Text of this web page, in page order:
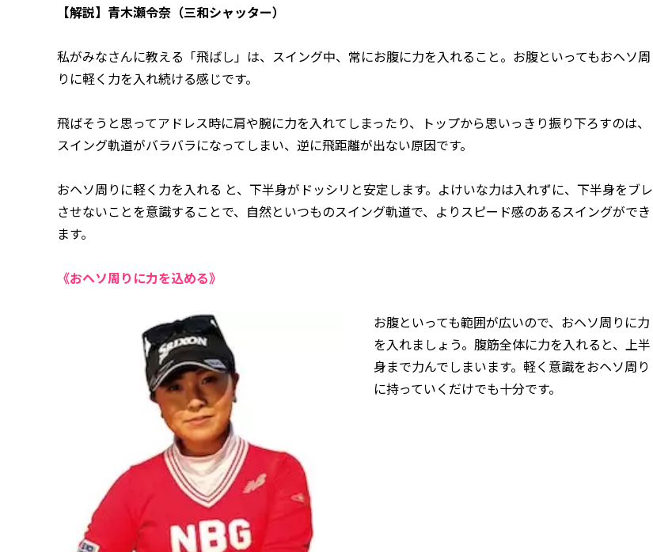
【解説】青木瀬令奈（三和シャッター）
私がみなさんに教える「飛ばし」は、スイング中、常にお腹に力を入れること。お腹といってもおヘソ周
りに軽く力を入れ続ける感じです。
飛ばそうと思ってアドレス時に肩や腕に力を入れてしまったり、トップから思いっきり振り下ろすのは、
スイング軌道がバラバラになってしまい、逆に飛距離が出ない原因です。
おヘソ周りに軽く力を入れる と、下半身がドッシリと安定します。よけいな力は入れずに、下半身をブレ
させないことを意識することで、自然といつものスイング軌道で、よりスピード感のあるスイングができ
ます。
《おヘソ周りに力を込める》
お腹といっても範囲が広いので、おヘソ周りに力
を入れましょう。腹筋全体に力を入れると、上半
身まで力んでしまいます。軽く意識をおヘソ周り
に持っていくだけでも十分です。